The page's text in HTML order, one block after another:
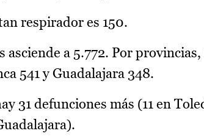
respirador es 150.
a 5.772. Por
541 y Guadalajara 348.
31 defunciones más (11 en